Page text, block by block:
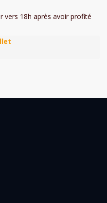
vers 18h après avoir profité